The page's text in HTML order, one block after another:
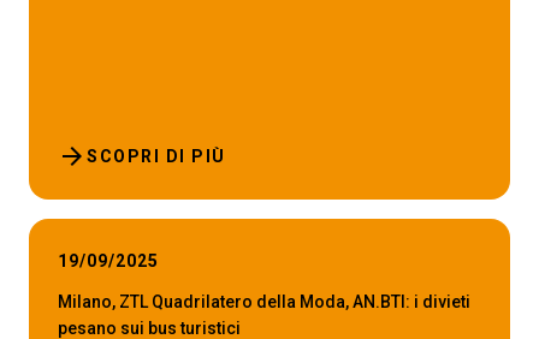
SCOPRI DI PIÙ
arrow_forward
19/09/2025
Milano, ZTL Quadrilatero della Moda, AN.BTI: i divieti
pesano sui bus turistici